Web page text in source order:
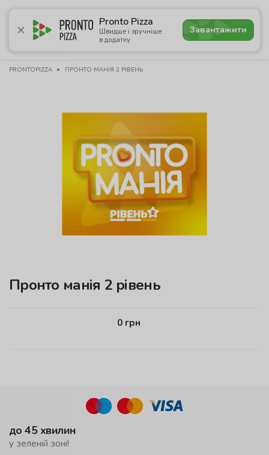
Pronto Pizza
Швидше і зручніше
в додатку
Завантажити
4.8
Акції Піца Суші Сети Напої
PRONTOPIZZA ПРОНТО МАНІЯ 2 РІВЕНЬ
Пронто манія 2 рівень
0грн
до 45 хвилин
у зеленій зоні!